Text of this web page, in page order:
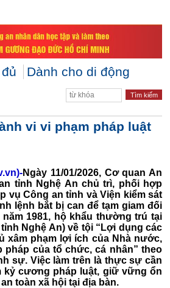
Dành cho di động
vi vi phạm pháp luật
Ngày 11/01/2026, Cơ quan An
tỉnh Nghệ An chủ trì, phối hợp
vụ Công an tỉnh và Viện kiểm sát
lệnh bắt bị can để tạm giam đối
1981, hộ khẩu thường trú tại
Nghệ An) về tội “Lợi dụng các
xâm phạm lợi ích của Nhà nước,
pháp của tổ chức, cá nhân” theo
sự. Việc làm trên là thực sự cần
kỷ cương pháp luật, giữ vững ổn
toàn xã hội tại địa bàn.